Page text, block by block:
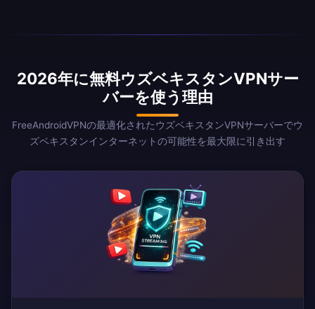
2026年に無料ウズベキスタンVPNサー
バーを使う理由
FreeAndroidVPNの最適化されたウズベキスタンVPNサーバーでウ
ズベキスタンインターネットの可能性を最大限に引き出す